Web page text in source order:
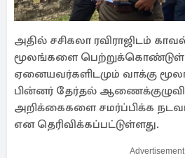
அதில் சசிகலா ரவிராஜிடம்
மூலங்களை
ஏனையவர்களிடமும் வாக்கு
பின்னர் தேர்தல்
அறிக்கைகளை சமர்ப்பிக்க
என தெரிவிக்கப்பட்டுள்ளது.
Advertisement